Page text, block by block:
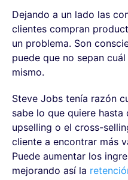
Dejando a un lado las
clientes compran
un problema. Son
puede que no sepan
mismo.
Steve Jobs tenía razón
sabe lo que quiere hasta
upselling o el cross-
cliente a encontrar más
Puede aumentar los
mejorando así la